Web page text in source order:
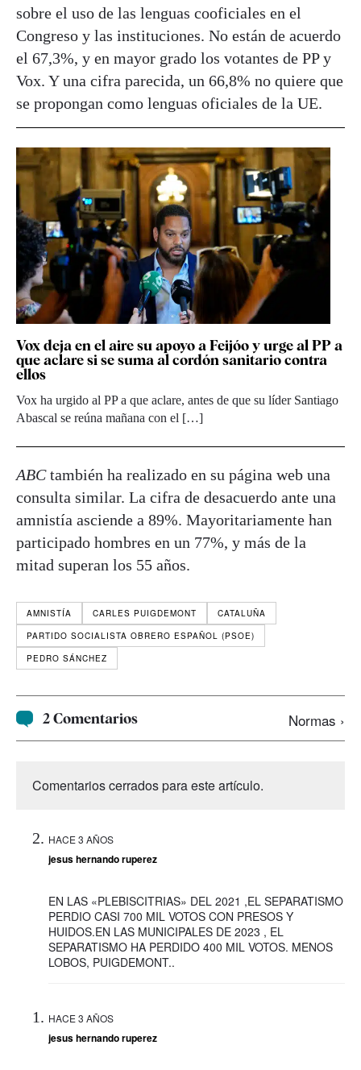
sobre el uso de las lenguas cooficiales en el
Congreso y las instituciones. No están de acuerdo
el 67,3%, y en mayor grado los votantes de PP y
Vox. Y una cifra parecida, un 66,8% no quiere que
se propongan como lenguas oficiales de la UE.
Vox deja en el aire su apoyo a Feijóo y urge al PP a
que aclare si se suma al cordón sanitario contra
ellos
Vox ha urgido al PP a que aclare, antes de que su líder Santiago
Abascal se reúna mañana con el […]
ABCtambién ha realizado en su página web una
consulta similar. La cifra de desacuerdo ante una
amnistía asciende a 89%. Mayoritariamente han
participado hombres en un 77%, y más de la
mitad superan los 55 años.
AMNISTÍA CARLES PUIGDEMONT
CATALUÑA
PARTIDO SOCIALISTA OBRERO ESPAÑOL (PSOE)
PEDRO SÁNCHEZ
2 Comentarios Normas ›
Comentarios cerrados para este artículo.
HACE 3 AÑOS
jesus hernando ruperez
EN LAS «PLEBISCITRIAS» DEL 2021 ,EL SEPARATISMO
PERDIO CASI 700 MIL VOTOS CON PRESOS Y
HUIDOS.EN LAS MUNICIPALES DE 2023 , EL
SEPARATISMO HA PERDIDO 400 MIL VOTOS. MENOS
LOBOS, PUIGDEMONT..
HACE 3 AÑOS
jesus hernando ruperez